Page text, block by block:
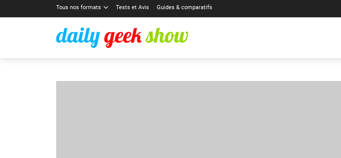
Tous nos formats Tests et Avis Guides & comparatifs